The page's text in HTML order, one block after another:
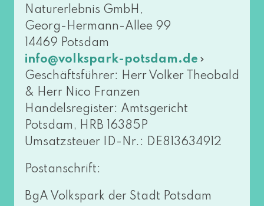
Naturerlebnis GmbH,
Georg-Hermann-Allee 99
14469 Potsdam
info@​volkspark-​potsdam.​de
Geschäftsführer: Herr Volker Theobald
& Herr Nico Franzen
Handelsregister: Amtsgericht
Potsdam, HRB 16385P
Umsatzsteuer ID-Nr.: DE813634912
Postanschrift:
BgA Volkspark der Stadt Potsdam